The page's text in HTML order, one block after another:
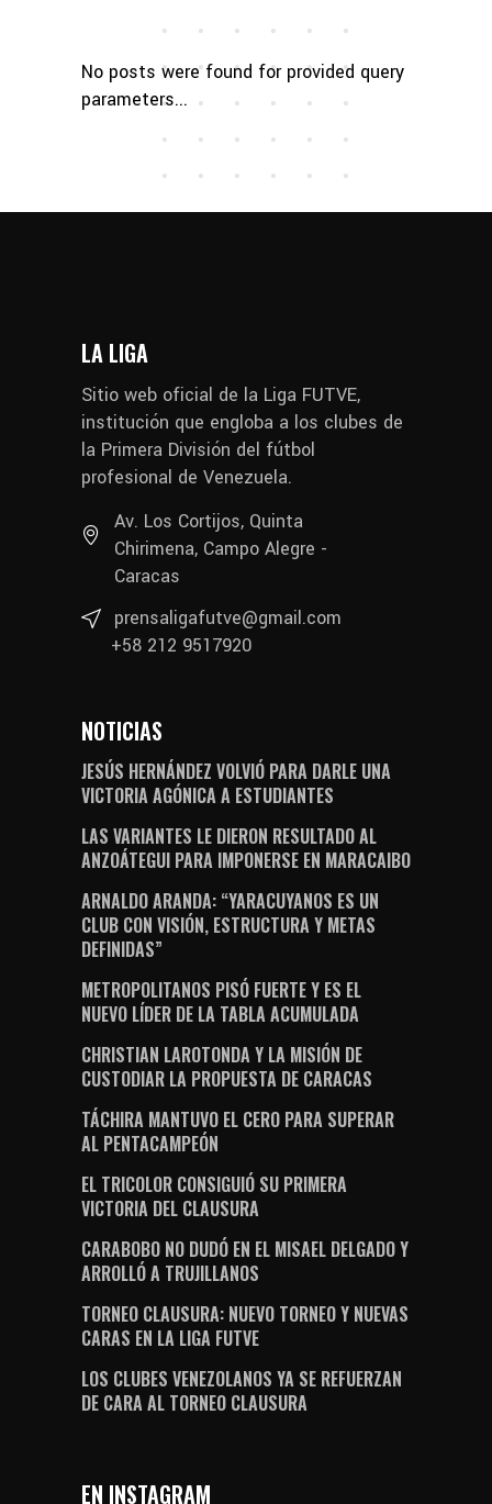
No posts were found for provided query
parameters...
LA LIGA
Sitio web oficial de la Liga FUTVE,
institución que engloba a los clubes de
la Primera División del fútbol
profesional de Venezuela.
Av. Los Cortijos, Quinta
Chirimena, Campo Alegre -
Caracas
prensaligafutve@gmail.com
+58 212 9517920
NOTICIAS
JESÚS HERNÁNDEZ VOLVIÓ PARA DARLE UNA
VICTORIA AGÓNICA A ESTUDIANTES
LAS VARIANTES LE DIERON RESULTADO AL
ANZOÁTEGUI PARA IMPONERSE EN MARACAIBO
ARNALDO ARANDA: “YARACUYANOS ES UN
CLUB CON VISIÓN, ESTRUCTURA Y METAS
DEFINIDAS”
METROPOLITANOS PISÓ FUERTE Y ES EL
NUEVO LÍDER DE LA TABLA ACUMULADA
CHRISTIAN LAROTONDA Y LA MISIÓN DE
CUSTODIAR LA PROPUESTA DE CARACAS
TÁCHIRA MANTUVO EL CERO PARA SUPERAR
AL PENTACAMPEÓN
EL TRICOLOR CONSIGUIÓ SU PRIMERA
VICTORIA DEL CLAUSURA
CARABOBO NO DUDÓ EN EL MISAEL DELGADO Y
ARROLLÓ A TRUJILLANOS
TORNEO CLAUSURA: NUEVO TORNEO Y NUEVAS
CARAS EN LA LIGA FUTVE
LOS CLUBES VENEZOLANOS YA SE REFUERZAN
DE CARA AL TORNEO CLAUSURA
EN INSTAGRAM